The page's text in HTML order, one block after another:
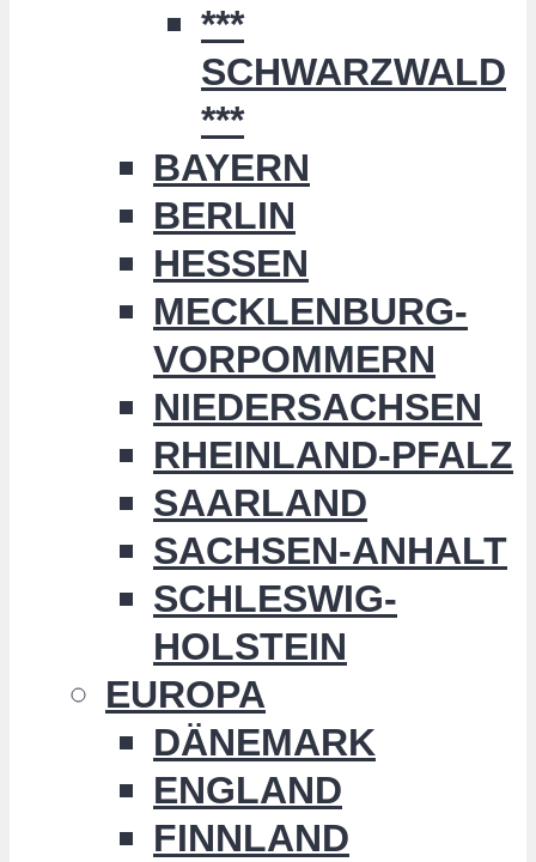
***
SCHWARZWALD
***
BAYERN
BERLIN
HESSEN
MECKLENBURG-
VORPOMMERN
NIEDERSACHSEN
RHEINLAND-PFALZ
SAARLAND
SACHSEN-ANHALT
SCHLESWIG-
HOLSTEIN
EUROPA
DÄNEMARK
ENGLAND
FINNLAND